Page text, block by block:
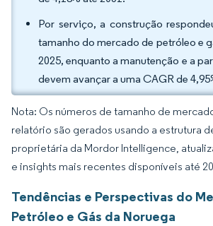
Por serviço, a construção
tamanho do mercado de petróleo e
2025, enquanto a manutenção e a
devem avançar a uma CAGR de
Nota: Os números de tamanho de
relatório são gerados usando a estrutura
proprietária da Mordor Intelligence,
e insights mais recentes disponíveis até
Tendências e Perspectivas do
Petróleo e Gás da Noruega